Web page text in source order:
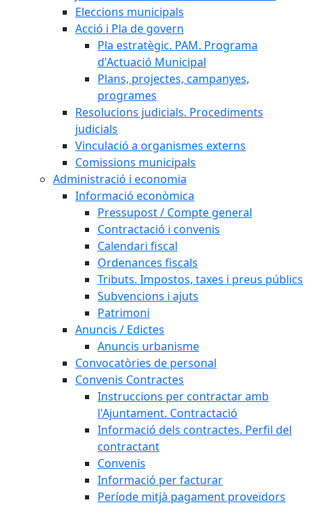
Eleccions municipals
Acció i Pla de govern
Pla estratègic. PAM. Programa
d'Actuació Municipal
Plans, projectes, campanyes,
programes
Resolucions judicials. Procediments
judicials
Vinculació a organismes externs
Comissions municipals
Administració i economia
Informació econòmica
Pressupost / Compte general
Contractació i convenis
Calendari fiscal
Ordenances fiscals
Tributs. Impostos, taxes i preus públics
Subvencions i ajuts
Patrimoni
Anuncis / Edictes
Anuncis urbanisme
Convocatòries de personal
Convenis Contractes
Instruccions per contractar amb
l'Ajuntament. Contractació
Informació dels contractes. Perfil del
contractant
Convenis
Informació per facturar
Període mitjà pagament proveïdors